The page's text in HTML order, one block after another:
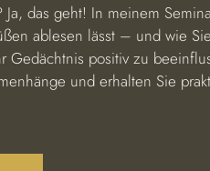
das geht! In meinem
ablesen lässt – und wie
positiv zu
und erhalten Sie